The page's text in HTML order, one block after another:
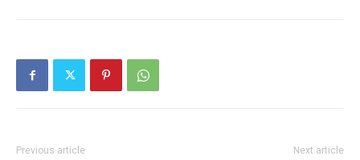
Previous article Next article